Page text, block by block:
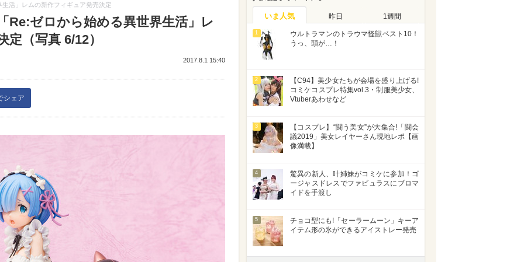
活」レムの新作フィギュア発売決定
Re:ゼロから始める異世界生活」レ
（写真 6/12）
2017.8.1 15:40
シェア
いま人気 昨日 1週間
1
ウルトラマンのトラウマ怪獣ベスト10！
うっ、頭が…！
2
【C94】美少女たちが会場を盛り上げる!
コミケコスプレ特集vol.3・制服美少女、
Vtuberあわせなど
3
【コスプレ】“闘う美女”が大集合!「闘会
議2019」美女レイヤーさん現地レポ【画
像満載】
4
驚異の新人、叶姉妹がコミケに参加！ゴ
ージャスドレスでファビュラスにブロマ
イドを手渡し
5
チョコ型にも!「セーラームーン」キーア
イテム形の氷ができるアイストレー発売